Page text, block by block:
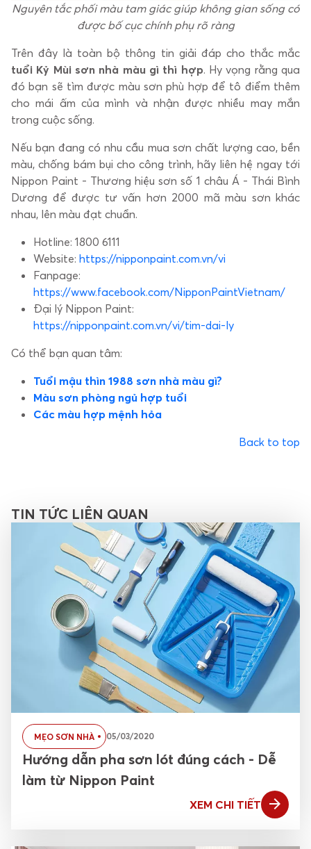
Nguyên tắc phối màu tam giác giúp không gian sống có
được bố cục chính phụ rõ ràng
Trên đây là toàn bộ thông tin giải đáp cho thắc mắc
tuổi Kỷ Mùi sơn nhà màu gì thì hợp. Hy vọng rằng qua
đó bạn sẽ tìm được màu sơn phù hợp để tô điểm thêm
cho mái ấm của mình và nhận được nhiều may mắn
trong cuộc sống.
Nếu bạn đang có nhu cầu mua sơn chất lượng cao, bền
màu, chống bám bụi cho công trình, hãy liên hệ ngay tới
Nippon Paint - Thương hiệu sơn số 1 châu Á - Thái Bình
Dương để được tư vấn hơn 2000 mã màu sơn khác
nhau, lên màu đạt chuẩn.
Hotline: 1800 6111
Website: https://nipponpaint.com.vn/vi
Fanpage:
https://www.facebook.com/NipponPaintVietnam/
Đại lý Nippon Paint:
https://nipponpaint.com.vn/vi/tim-dai-ly
Có thể bạn quan tâm:
Tuổi mậu thìn 1988 sơn nhà màu gì?
Màu sơn phòng ngủ hợp tuổi
Các màu hợp mệnh hỏa
Back to top
TIN TỨC LIÊN QUAN
MẸO SƠN NHÀ 05/03/2020
Hướng dẫn pha sơn lót đúng cách - Dễ
làm từ Nippon Paint
XEM CHI TIẾT